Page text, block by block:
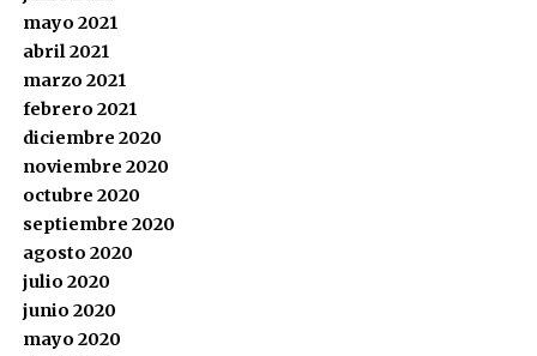
mayo 2021
abril 2021
marzo 2021
febrero 2021
diciembre 2020
noviembre 2020
octubre 2020
septiembre 2020
agosto 2020
julio 2020
junio 2020
mayo 2020